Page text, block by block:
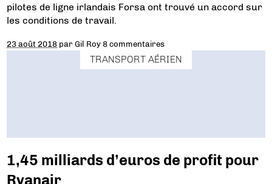
pilotes de ligne irlandais Forsa ont trouvé un accord sur
les conditions de travail.
23 août 2018 parGil Roy 8 commentaires
TRANSPORT AÉRIEN
1,45 milliards d’euros de profit pour
Ryanair